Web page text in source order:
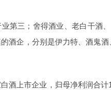
第三；舍得酒业、老白干酒
酒企，分别是伊力特、酒鬼
酒上市企业，归母净利润合